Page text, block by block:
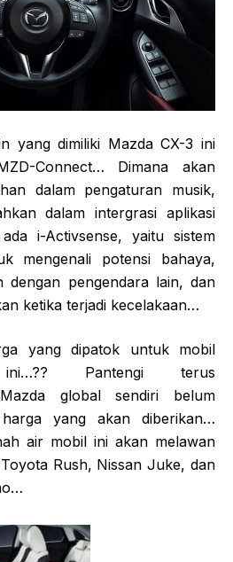
yang dimiliki Mazda CX-3 ini
Connect… Dimana akan
dalam pengaturan musik,
dalam intergrasi aplikasi
i-Activsense, yaitu sistem
mengenali potensi bahaya,
dengan pengendara lain, dan
ketika terjadi kecelakaan…
yang dipatok untuk mobil
Pantengi terus
global sendiri belum
yang akan diberikan…
air mobil ini akan melawan
Rush, Nissan Juke, dan